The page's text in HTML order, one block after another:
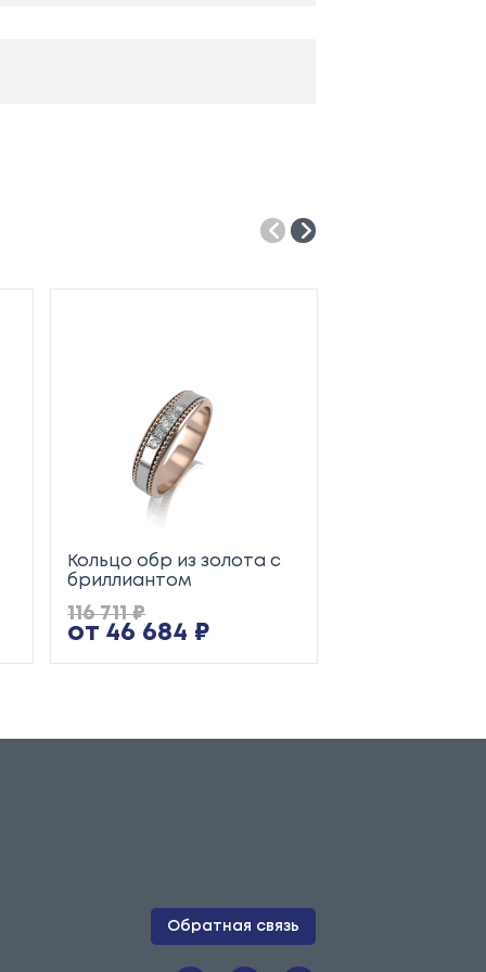
Кольцо обр из золота с
бриллиантом
от 46 684 ₽
116 711 ₽
Обратная связь